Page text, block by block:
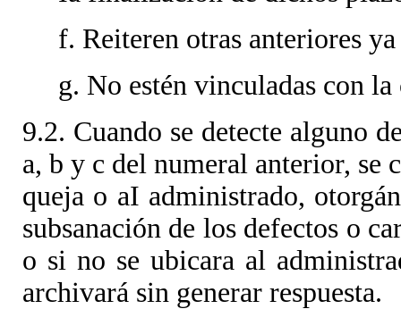
f. Reiteren otras anteriores
g. No estén vinculadas con
9.2. Cuando se detecte alguno
a, b y c del numeral anterior, se
queja o aI administrado,
subsanación de los defectos o
o si no se ubicara al
archivará sin generar respuesta.